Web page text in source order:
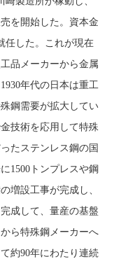
を開始した。資本金
任した。これが現在
品メーカーから金属
年代の日本は重工
鋼需要が拡大してい
技術を応用して特殊
たステンレス鋼の国
1500トンプレスや鋼
増設工事が完成し、
成して、量産の基盤
ら特殊鋼メーカーへ
約90年にわたり連続